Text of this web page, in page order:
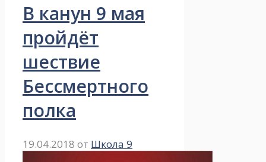
В канун 9 мая
пройдёт
шествие
Бессмертного
полка
19.04.2018 от Школа 9